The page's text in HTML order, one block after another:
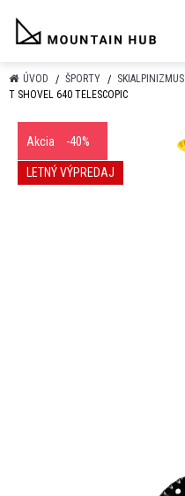
ÚVOD ŠPORTY SKIALPINIZMUS
T SHOVEL 640 TELESCOPIC
Akcia -40%
LETNÝ VÝPREDAJ